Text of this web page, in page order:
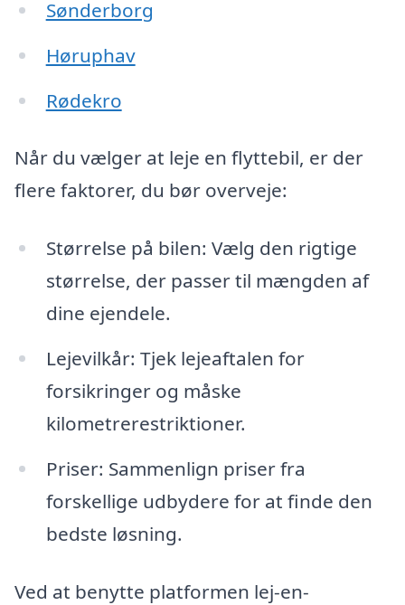
Sønderborg
Høruphav
Rødekro
Når du vælger at leje en flyttebil, er der
flere faktorer, du bør overveje:
Størrelse på bilen: Vælg den rigtige
størrelse, der passer til mængden af
dine ejendele.
Lejevilkår: Tjek lejeaftalen for
forsikringer og måske
kilometrerestriktioner.
Priser: Sammenlign priser fra
forskellige udbydere for at finde den
bedste løsning.
Ved at benytte platformen lej-en-